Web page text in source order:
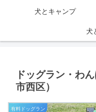
犬とキャンプ
犬
ドッグラン・わ
市西区）
有料ドッグラン